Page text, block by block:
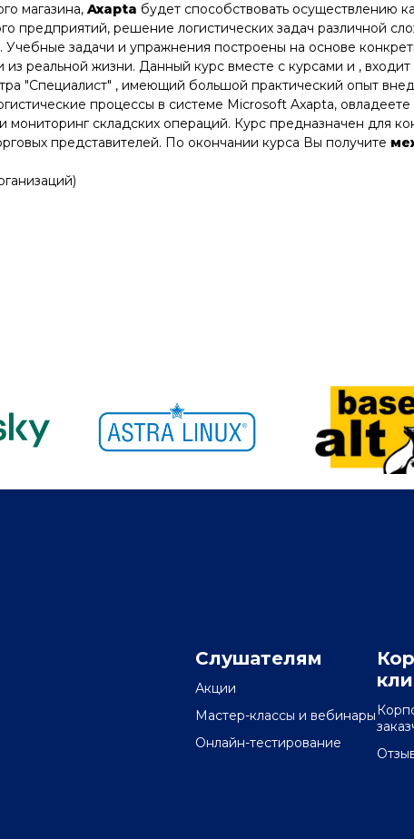
магазина, Axapta будет способствовать осуществлению
предприятий, решение логистических задач различной
задачи и упражнения построены на основе
реальной жизни. Данный курс вместе с курсами и ,
"Специалист" , имеющий большой практический опыт
процессы в системе Microsoft Axapta,
мониторинг складских операций. Курс предназначен для
представителей. По окончании курса Вы получите
Слушателям
Акции
Мастер-классы и вебинары
Онлайн-тестирование